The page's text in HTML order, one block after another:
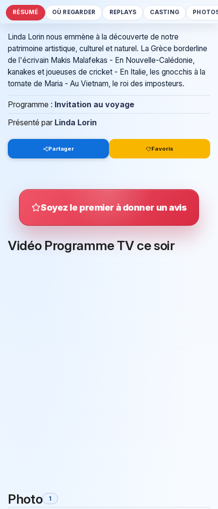
RÉSUMÉ OÙ REGARDER REPLAYS CASTING
Linda Lorin nous emmène à la découverte de notre
patrimoine artistique, culturel et naturel. La Grèce borderline
de l'écrivain Makis Malafekas - En Nouvelle-Calédonie,
kanakes et joueuses de cricket - En Italie, les gnocchis à la
tomate de Maria - Au Vietnam, le roi des imposteurs.
Programme : Invitation au voyage
Présenté par Linda Lorin
Partager Favoris
Soyez le premier à donner un avis
Vidéo Programme TV ce soir
Photo 1